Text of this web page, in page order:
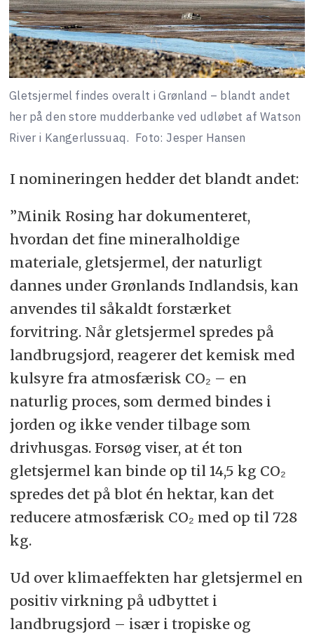
Gletsjermel findes overalt i Grønland – blandt andet
her på den store mudderbanke ved udløbet af Watson
River i Kangerlussuaq. Foto: Jesper Hansen
I nomineringen hedder det blandt andet:
”Minik Rosing har dokumenteret,
hvordan det fine mineralholdige
materiale, gletsjermel, der naturligt
dannes under Grønlands Indlandsis, kan
anvendes til såkaldt forstærket
forvitring. Når gletsjermel spredes på
landbrugsjord, reagerer det kemisk med
kulsyre fra atmosfærisk CO₂ – en
naturlig proces, som dermed bindes i
jorden og ikke vender tilbage som
drivhusgas. Forsøg viser, at ét ton
gletsjermel kan binde op til 14,5 kg CO₂
spredes det på blot én hektar, kan det
reducere atmosfærisk CO₂ med op til 728
kg.
Ud over klimaeffekten har gletsjermel en
positiv virkning på udbyttet i
landbrugsjord – især i tropiske og